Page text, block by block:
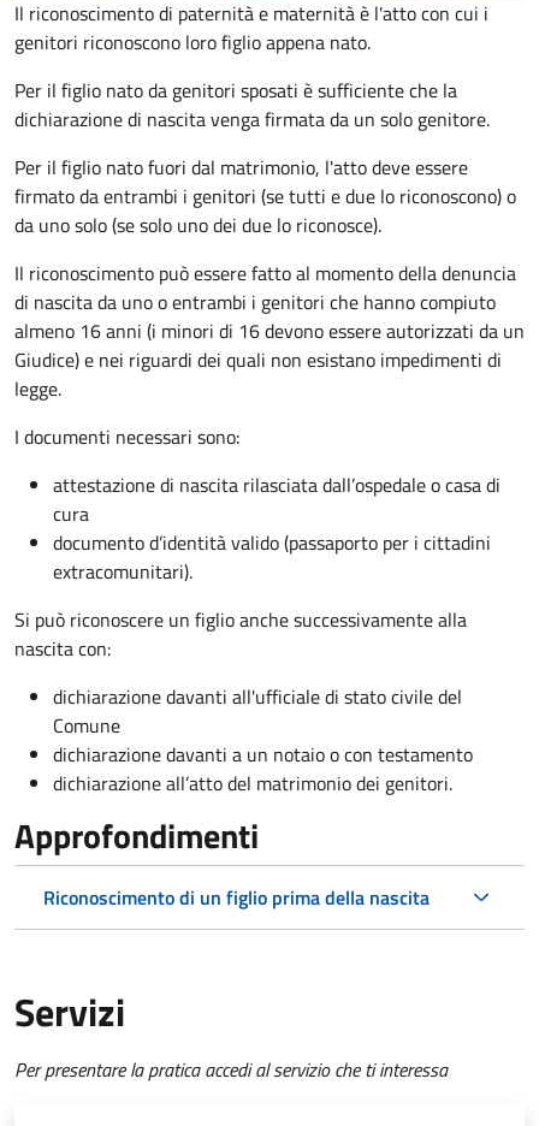
Il riconoscimento di paternità e maternità è l'atto con cui i
genitori riconoscono loro figlio appena nato.
Per il figlio nato da genitori sposati è sufficiente che la
dichiarazione di nascita venga firmata da un solo genitore.
Per il figlio nato fuori dal matrimonio, l'atto deve essere
firmato da entrambi i genitori (se tutti e due lo riconoscono) o
da uno solo (se solo uno dei due lo riconosce).
Il riconoscimento può essere fatto al momento della denuncia
di nascita da uno o entrambi i genitori che hanno compiuto
almeno 16 anni (i minori di 16 devono essere autorizzati da un
Giudice) e nei riguardi dei quali non esistano impedimenti di
legge.
I documenti necessari sono:
attestazione di nascita rilasciata dall’ospedale o casa di
cura
documento d’identità valido (passaporto per i cittadini
extracomunitari).
Si può riconoscere un figlio anche successivamente alla
nascita con:
dichiarazione davanti all'ufficiale di stato civile del
Comune
dichiarazione davanti a un notaio o con testamento
dichiarazione all’atto del matrimonio dei genitori.
Approfondimenti
Riconoscimento di un figlio prima della nascita
Servizi
Per presentare la pratica accedi al servizio che ti interessa